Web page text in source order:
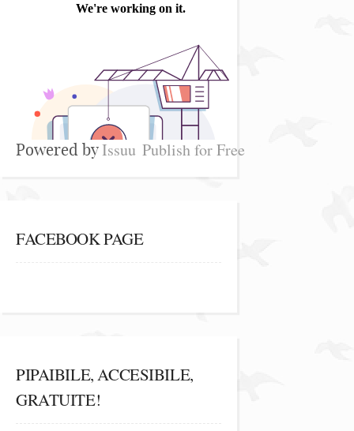
Powered byIssuu Publish for Free
FACEBOOK PAGE
PIPAIBILE, ACCESIBILE,
GRATUITE!